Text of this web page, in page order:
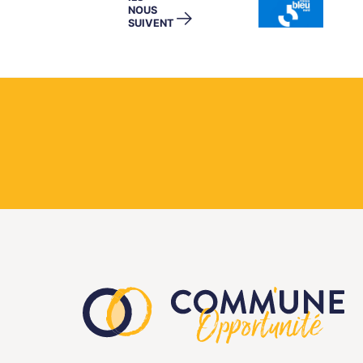
NOUS
SUIVENT →